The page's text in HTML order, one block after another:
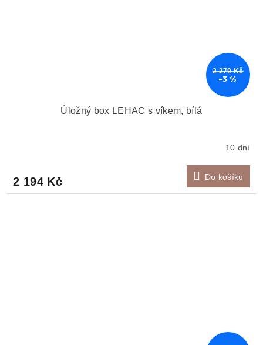
2 270 Kč
–3 %
Úložný box LEHAC s víkem, bílá
10 dní
2 194 Kč Do košíku